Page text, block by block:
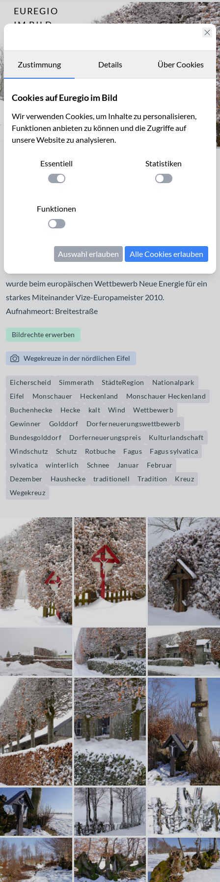
EUREGIO
IM BILD
Archiv
Kontakt
Archiv
nördlichen
Winter in Eicherscheid
Teil des Monschauer Heckenlandes. Die liebevoll gepflegten
Buchenhecken im Dorf und in der Umgebung schützen im
hat mehrere Wettbewerbe gewonnen: Unser Dorf soll
wurde beim europäischen Wettbewerb Neue Energie für ein
starkes Miteinander Vize-Europameister 2010.
Aufnahmeort: Breitestraße
Bildrechte erwerben
Wegekreuze in der nördlichen Eifel
Eicherscheid Simmerath StädteRegion
Nationalpark
Eifel
Monschauer Heckenland
Monschauer Heckenland
Buchenhecke
Hecke kalt Wind
Wettbewerb
Gewinner
Golddorf
Dorferneuerungswettbewerb
Bundesgolddorf
Dorferneuerungspreis
Kulturlandschaft
Windschutz
Schutz Rotbuche Fagus
Fagus sylvatica
sylvatica
winterlich Schnee Januar
Februar
Dezember
Haushecke traditionell Tradition
Kreuz
Wegekreuz
Zustimmung Details Über Cookies
Cookies auf Euregio im Bild
Wir verwenden Cookies, um Inhalte zu personalisieren,
Funktionen anbieten zu können und die Zugriffe auf
unsere Website zu analysieren.
Essentiell
Einstellung anwenden
Statistiken
Einstellung
Funktionen
Einstellung anwenden
Auswahl erlauben Alle Cookies erlauben